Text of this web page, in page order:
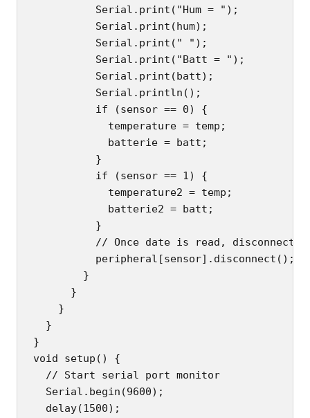
          Serial.print("Hum = ");
          Serial.print(hum);
          Serial.print(" ");
          Serial.print("Batt = ");
          Serial.print(batt);
          Serial.println();
          if (sensor == 0) {
            temperature = temp;
            batterie = batt;
          }
          if (sensor == 1) {
            temperature2 = temp;
            batterie2 = batt;
          }
// Once date is read, disconnect
          peripheral[sensor].disconnect();
        }
      }
    }
  }
}
void setup() {
  // Start serial port monitor
  Serial.begin(9600);
  delay(1500);